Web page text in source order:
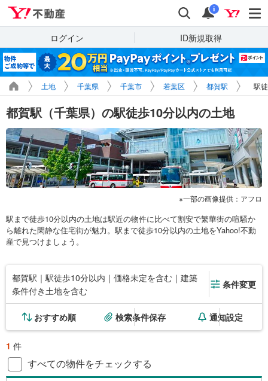
検索 通知
i
ログイン ID新規取得
土地 千葉県 千葉市 若葉区 都賀駅 駅
都賀駅（千葉県）の駅徒歩10分以内の土地
一部の画像提供：アフロ
駅まで徒歩10分以内の土地は駅近の物件に比べて割安で繁華街の喧騒か
ら離れた閑静な住宅街が魅力。駅まで徒歩10分以内の土地をYahoo!不動
産で見つけましょう。
都賀駅｜駅徒歩10分以内｜価格未定を含む｜建築
条件付き土地を含む
条件変更
おすすめ順 検索条件保存 通知設定
1 件
すべての物件をチェックする